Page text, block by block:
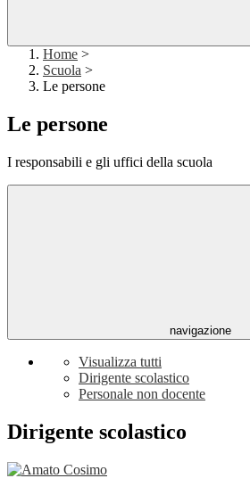
Home >
Scuola >
Le persone
Le persone
I responsabili e gli uffici della scuola
navigazione
Visualizza tutti
Dirigente scolastico
Personale non docente
Dirigente scolastico